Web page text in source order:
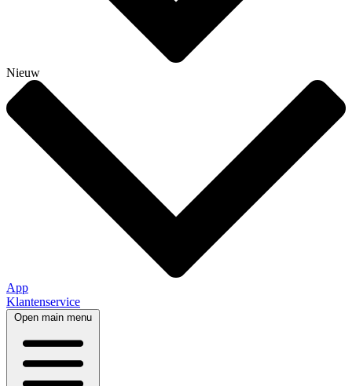
Nieuw
App
Klantenservice
Open main menu